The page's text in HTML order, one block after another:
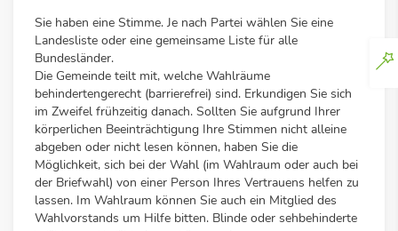
Sie haben eine Stimme. Je nach Partei wählen Sie eine
Landesliste oder eine gemeinsame Liste für alle
Bundesländer.
Die Gemeinde teilt mit, welche Wahlräume
behindertengerecht (barrierefrei) sind. Erkundigen Sie sich
im Zweifel frühzeitig danach. Sollten Sie aufgrund Ihrer
körperlichen Beeinträchtigung Ihre Stimmen nicht alleine
abgeben oder nicht lesen können, haben Sie die
Möglichkeit, sich bei der Wahl (im Wahlraum oder auch bei
der Briefwahl) von einer Person Ihres Vertrauens helfen zu
lassen. Im Wahlraum können Sie auch ein Mitglied des
Wahlvorstands um Hilfe bitten. Blinde oder sehbehinderte